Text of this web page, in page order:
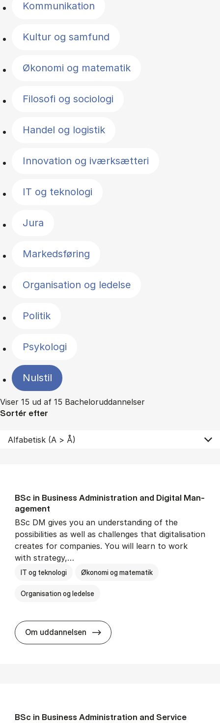
Kommunikation
Kultur og samfund
Økonomi og matematik
Filosofi og sociologi
Handel og logistik
Innovation og iværksætteri
IT og teknologi
Jura
Markedsføring
Organisation og ledelse
Politik
Psykologi
Nulstil
Viser 15 ud af 15 Bacheloruddannelser
Sortér efter
BSc in Busi­ness Ad­min­is­tra­tion and Di­git­al Man­
age­ment
BSc DM gives you an understanding of the
possibilities as well as challenges that digitalisation
creates for companies. You will learn to work
with strategy,…
IT og teknologi Økonomi og matematik
Organisation og ledelse
Om uddannelsen BSc in Busi­ness Ad­min­is­tra­tion
BSc in Busi­ness Ad­min­is­tra­tion and Ser­vice